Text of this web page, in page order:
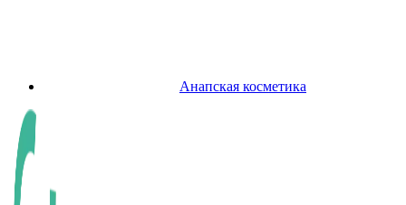
Анапская косметика